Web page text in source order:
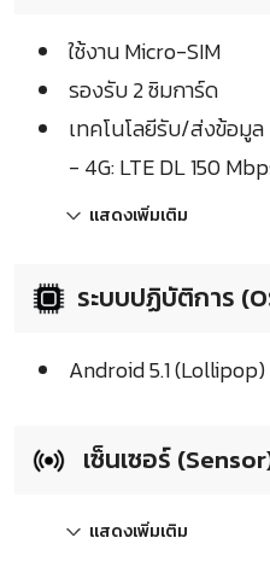
ใช้งาน Micro-SIM
รองรับ 2 ซิมการ์ด
เทคโนโลยีรับ/ส่งข้อมูล
- 4G: LTE DL 150
แสดงเพิ่มเติม
ระบบปฏิบัติการ
Android 5.1 (Lollipop)
เซ็นเซอร์
แสดงเพิ่มเติม